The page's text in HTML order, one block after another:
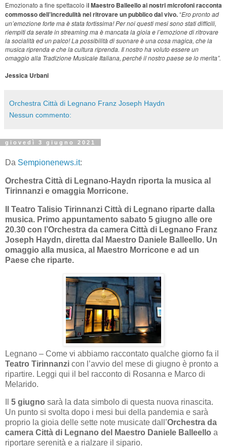
Emozionato a fine spettacolo il Maestro Balleello ai nostri microfoni racconta
commosso dell’incredulità nel ritrovare un pubblico dal vivo.“Ero pronto ad
un’emozione forte ma è stata fortissima! Per noi questi mesi sono stati difficili,
riempiti da serate in streaming ma è mancata la gioia e l’emozione di ritrovare
la socialità ed un palco! La possibilità di suonare è una cosa magica, che la
musica riprenda e che la cultura riprenda. Il nostro ha voluto essere un
omaggio alla Tradizione Musicale Italiana, perché il nostro paese se lo merita”.
Jessica Urbani
Orchestra Città di Legnano Franz Joseph Haydn
Nessun commento:
giovedì 3 giugno 2021
Da Sempionenews.it:
Orchestra Città di Legnano-Haydn riporta la musica al
Tirinnanzi e omaggia Morricone.
Il Teatro Talisio Tirinnanzi Città di Legnano riparte dalla
musica. Primo appuntamento sabato 5 giugno alle ore
20.30 con l’Orchestra da camera Città di Legnano Franz
Joseph Haydn, diretta dal Maestro Daniele Balleello. Un
omaggio alla musica, al Maestro Morricone e ad un
Paese che riparte.
Legnano – Come vi abbiamo raccontato qualche giorno fa il
Teatro Tirinnanzi con l’avvio del mese di giugno è pronto a
ripartire. Leggi qui il bel racconto di Rosanna e Marco di
Melarido.
5 giugno sarà la data simbolo di questa nuova rinascita.
Un punto si svolta dopo i mesi bui della pandemia e sarà
proprio la gioia delle sette note musicate dall’Orchestra da
camera Città di Legnano del Maestro Daniele Balleello a
riportare serenità e a rialzare il sipario.